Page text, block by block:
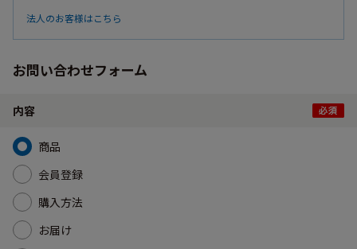
法人のお客様はこちら
お問い合わせフォーム
内容
商品
会員登録
購入方法
お届け